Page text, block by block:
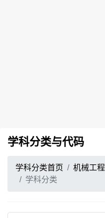
学科分类与代码
学科分类首页 机械工程
学科分类